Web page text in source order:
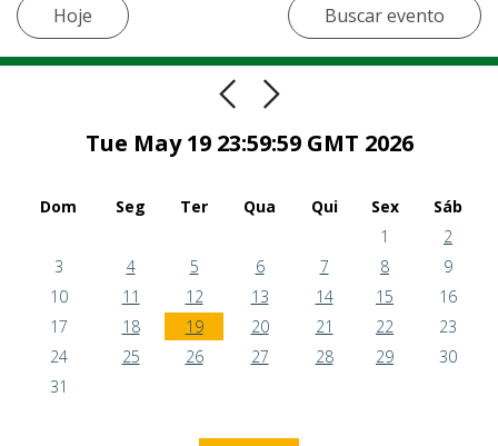
Hoje Buscar evento
Tue May 19 23:59:59 GMT 2026
Dom Seg Ter Qua Qui Sex
Sáb
1
2
3
4 5 6 7 8
9
10
11 12 13 14 15
16
17
18 19 20 21 22
23
24
25 26 27 28 29
30
31